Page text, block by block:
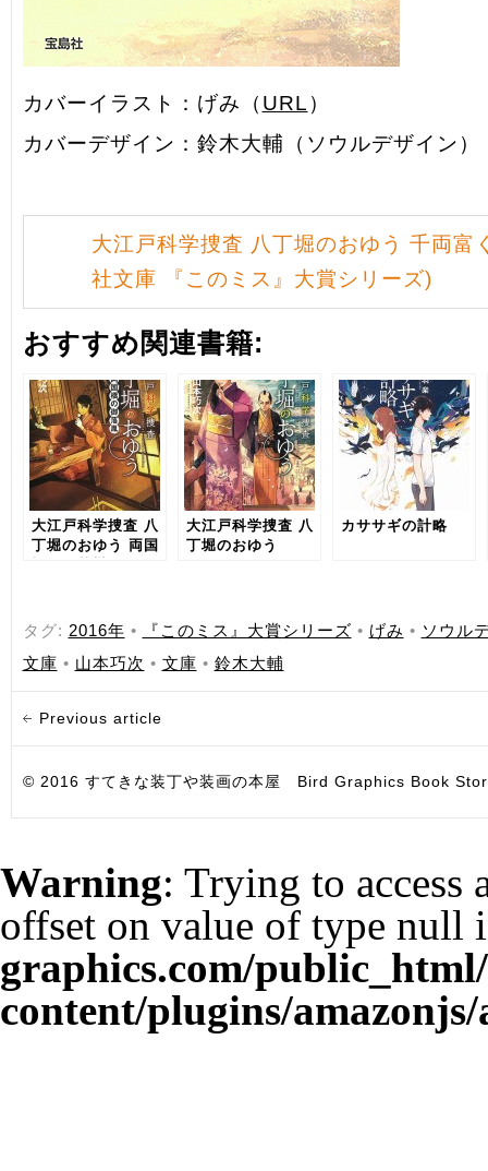
カバーイラスト：げみ（ URL ）
カバーデザイン：鈴木大輔（ソウルデザイン）
大江戸科学捜査 八丁堀のおゆう 千両富
社文庫 『このミス』大賞シリーズ)
おすすめ関連書籍:
大江戸科学捜査 八
丁堀のおゆう 両国
大江戸科学捜査 八
丁堀のおゆう
カササギの計略
タグ: 2016年 • 『このミス』大賞シリーズ • げみ • ソウル
文庫 • 山本巧次 • 文庫 • 鈴木大輔
Previous article
© 2016 すてきな装丁や装画の本屋 Bird Graphics Book
Warning: Trying to access
offset on value of type null
graphics.com/
content/plugins/